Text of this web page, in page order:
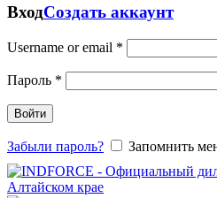
ВходСоздать аккаунт
Username or email *
Пароль *
Войти
Забыли пароль? Запомнить